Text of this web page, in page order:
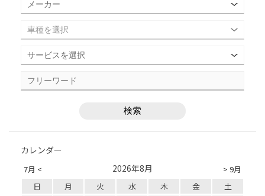
カレンダー
7月 < > 9月
2026年8月
日 月 火 水 木 金
土